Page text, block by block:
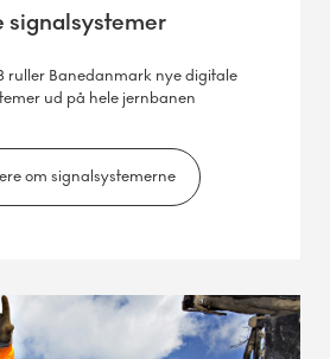
signalsystemer
ruller Banedanmark nye digitale
ud på hele jernbanen
om signalsystemerne